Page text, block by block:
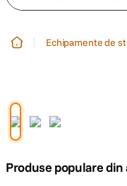
4. peak design
Echipamente de
Produse populare